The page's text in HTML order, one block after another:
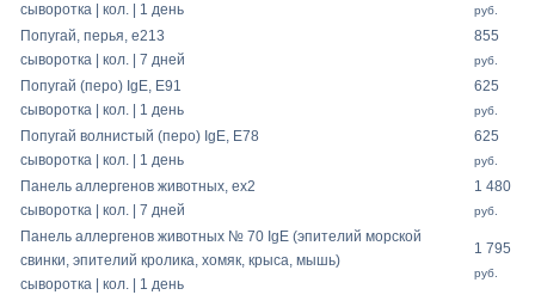
сыворотка | кол. | 1 день
руб.
Попугай, перья, e213
сыворотка | кол. | 7 дней
855
руб.
Попугай (перо) IgE, E91
сыворотка | кол. | 1 день
625
руб.
Попугай волнистый (перо) IgE, E78
сыворотка | кол. | 1 день
625
руб.
Панель аллергенов животных, ex2
сыворотка | кол. | 7 дней
1 480
руб.
Панель аллергенов животных № 70 IgE (эпителий морской
свинки, эпителий кролика, хомяк, крыса, мышь)
сыворотка | кол. | 1 день
1 795
руб.